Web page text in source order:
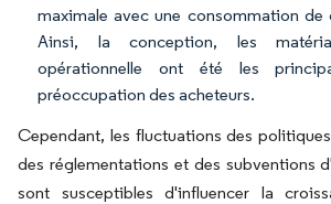
maximale avec une consommation de
Ainsi, la conception, les
opérationnelle ont été les
préoccupation des acheteurs.
Cependant, les fluctuations des
des réglementations et des subventions
sont susceptibles d'influencer la